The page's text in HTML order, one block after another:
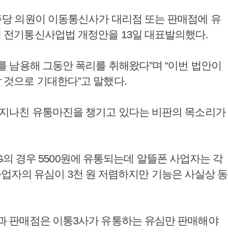
의원이 이동통신사가 대리점 또는 판매점에 유
기통신사업법 개정안을 13일 대표발의했다.
남용해 그동안 폭리를 취해왔다”며 “이번 법안이
으로 기대한다”고 말했다.
나친 유통마진을 챙기고 있다는 비판의 목소리가
경우 5500원에 유통되는데 알뜰폰 사업자는 각
자의 유심이 3천 원 저렴하지만 기능은 사실상 동
판매점은 이통3사가 유통하는 유심만 판매해야